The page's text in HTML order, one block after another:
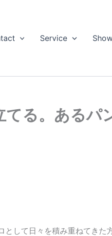
Service
てる。ある
して日々を積み重ねてきた